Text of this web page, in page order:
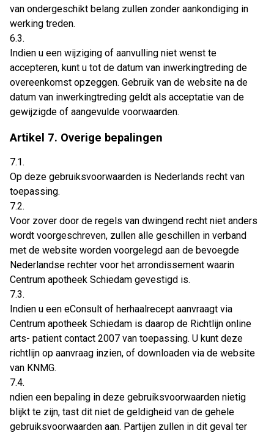
van ondergeschikt belang zullen zonder aankondiging in
werking treden.
6.3.
Indien u een wijziging of aanvulling niet wenst te
accepteren, kunt u tot de datum van inwerkingtreding de
overeenkomst opzeggen. Gebruik van de website na de
datum van inwerkingtreding geldt als acceptatie van de
gewijzigde of aangevulde voorwaarden.
Artikel 7. Overige bepalingen
7.1.
Op deze gebruiksvoorwaarden is Nederlands recht van
toepassing.
7.2.
Voor zover door de regels van dwingend recht niet anders
wordt voorgeschreven, zullen alle geschillen in verband
met de website worden voorgelegd aan de bevoegde
Nederlandse rechter voor het arrondissement waarin
Centrum apotheek Schiedam gevestigd is.
7.3.
Indien u een eConsult of herhaalrecept aanvraagt via
Centrum apotheek Schiedam is daarop de Richtlijn online
arts- patient contact 2007 van toepassing. U kunt deze
richtlijn op aanvraag inzien, of downloaden via de website
van KNMG.
7.4.
ndien een bepaling in deze gebruiksvoorwaarden nietig
blijkt te zijn, tast dit niet de geldigheid van de gehele
gebruiksvoorwaarden aan. Partijen zullen in dit geval ter